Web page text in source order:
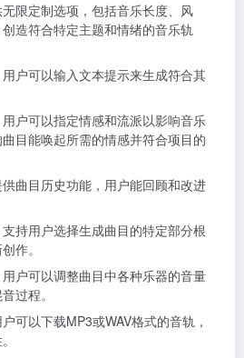
限定制选项，包括音乐长度、风
造符合特定主题和情绪的音乐轨
用户可以输入文本提示来生成符合其
用户可以指定情感和流派以影响音乐
目能唤起所需的情感并符合项目的
供曲目历史功能，用户能回顾和改进
支持用户选择生成曲目的特定部分根
作。
用户可以调整曲目中各种乐器的音量
过程。
户可以下载MP3或WAV格式的音轨，